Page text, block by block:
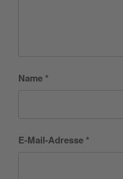
Name *
E-Mail-Adresse *